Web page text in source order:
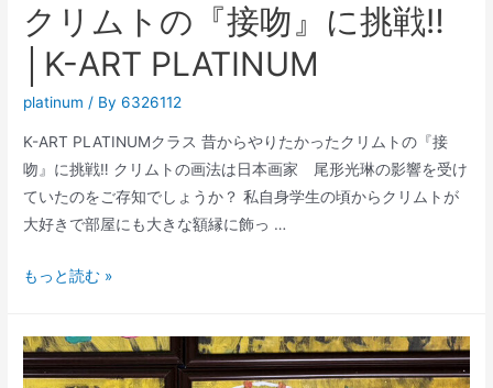
クリムトの『接吻』に挑戦‼️
│K-ART PLATINUM
platinum / By6326112
K-ART PLATINUMクラス 昔からやりたかったクリムトの『接
吻』に挑戦‼️ クリムトの画法は日本画家 尾形光琳の影響を受け
ていたのをご存知でしょうか？ 私自身学生の頃からクリムトが
大好きで部屋にも大きな額縁に飾っ …
ク
ト
もっと読む »